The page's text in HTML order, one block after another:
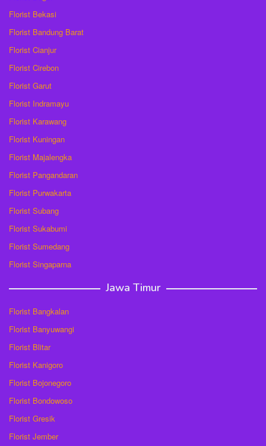
Florist Bekasi
Florist Bandung Barat
Florist Cianjur
Florist Cirebon
Florist Garut
Florist Indramayu
Florist Karawang
Florist Kuningan
Florist Majalengka
Florist Pangandaran
Florist Purwakarta
Florist Subang
Florist Sukabumi
Florist Sumedang
Florist Singaparna
Jawa Timur
Florist Bangkalan
Florist Banyuwangi
Florist Blitar
Florist Kanigoro
Florist Bojonegoro
Florist Bondowoso
Florist Gresik
Florist Jember